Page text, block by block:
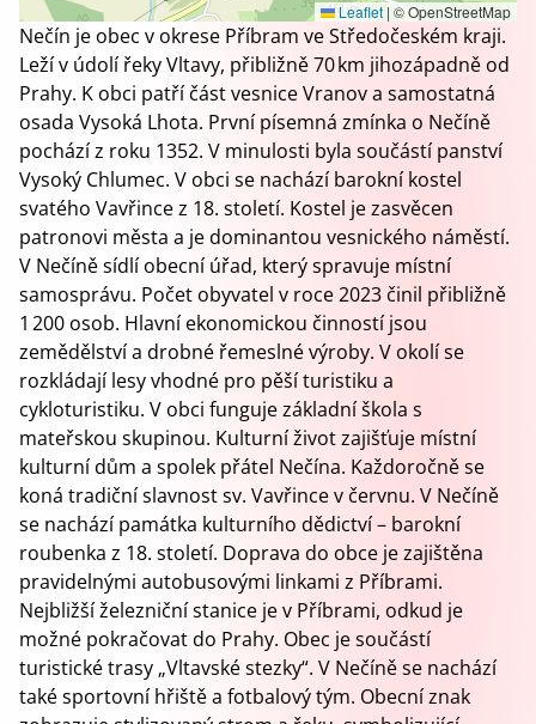
Leaflet | © OpenStreetMap
Nečín je obec v okrese Příbram ve Středočeském kraji.
Leží v údolí řeky Vltavy, přibližně 70 km jihozápadně od
Prahy. K obci patří část vesnice Vranov a samostatná
osada Vysoká Lhota. První písemná zmínka o Nečíně
pochází z roku 1352. V minulosti byla součástí panství
Vysoký Chlumec. V obci se nachází barokní kostel
svatého Vavřince z 18. století. Kostel je zasvěcen
patronovi města a je dominantou vesnického náměstí.
V Nečíně sídlí obecní úřad, který spravuje místní
samosprávu. Počet obyvatel v roce 2023 činil přibližně
1 200 osob. Hlavní ekonomickou činností jsou
zemědělství a drobné řemeslné výroby. V okolí se
rozkládají lesy vhodné pro pěší turistiku a
cykloturistiku. V obci funguje základní škola s
mateřskou skupinou. Kulturní život zajišťuje místní
kulturní dům a spolek přátel Nečína. Každoročně se
koná tradiční slavnost sv. Vavřince v červnu. V Nečíně
se nachází památka kulturního dědictví – barokní
roubenka z 18. století. Doprava do obce je zajištěna
pravidelnými autobusovými linkami z Příbrami.
Nejbližší železniční stanice je v Příbrami, odkud je
možné pokračovat do Prahy. Obec je součástí
turistické trasy „Vltavské stezky“. V Nečíně se nachází
také sportovní hřiště a fotbalový tým. Obecní znak